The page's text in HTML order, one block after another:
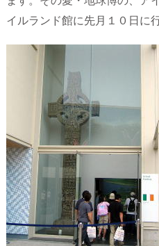
イルランド館に先月１０日に